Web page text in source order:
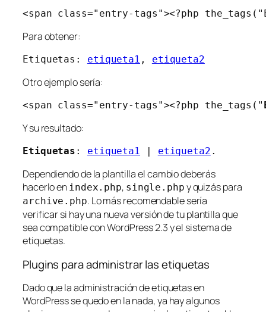
<span class="entry-tags"><?php
Para obtener:
Etiquetas: etiqueta1 , etiqueta2
Otro ejemplo sería:
<span class="entry-tags"><?php the_tags("
Y su resultado:
Etiquetas : etiqueta1 | etiqueta2 .
Dependiendo de la plantilla el cambio deberás
hacerlo en index.php, single.php y quizás para
archive.php. Lo más recomendable sería
verificar si hay una nueva versión de tu plantilla que
sea compatible con WordPress 2.3 y el sistema de
etiquetas.
Plugins para administrar las etiquetas
Dado que la administración de etiquetas en
WordPress se quedo en la nada, ya hay algunos